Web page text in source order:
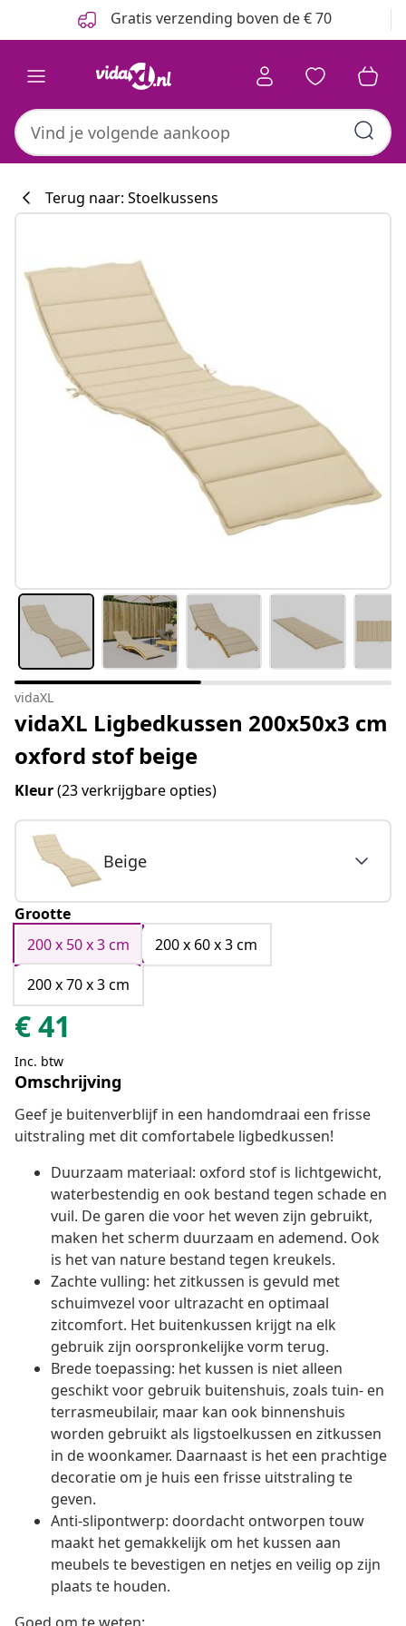
Gratis verzending boven de € 70
Terug naar: Stoelkussens
vidaXL
vidaXL Ligbedkussen 200x50x3 cm
oxford stof beige
Kleur(23 verkrijgbare opties)
Beige
Grootte
200 x 50 x 3 cm
200 x 60 x 3 cm
200 x 70 x 3 cm
€41
Inc. btw
Omschrijving
Geef je buitenverblijf in een handomdraai een frisse
uitstraling met dit comfortabele ligbedkussen!
Duurzaam materiaal: oxford stof is lichtgewicht,
waterbestendig en ook bestand tegen schade en
vuil. De garen die voor het weven zijn gebruikt,
maken het scherm duurzaam en ademend. Ook
is het van nature bestand tegen kreukels.
Zachte vulling: het zitkussen is gevuld met
schuimvezel voor ultrazacht en optimaal
zitcomfort. Het buitenkussen krijgt na elk
gebruik zijn oorspronkelijke vorm terug.
Brede toepassing: het kussen is niet alleen
geschikt voor gebruik buitenshuis, zoals tuin- en
terrasmeubilair, maar kan ook binnenshuis
worden gebruikt als ligstoelkussen en zitkussen
in de woonkamer. Daarnaast is het een prachtige
decoratie om je huis een frisse uitstraling te
geven.
Anti-slipontwerp: doordacht ontworpen touw
maakt het gemakkelijk om het kussen aan
meubels te bevestigen en netjes en veilig op zijn
plaats te houden.